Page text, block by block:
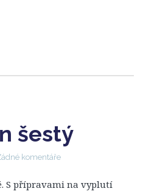
šestý
komentáře
S přípravami na vyplutí